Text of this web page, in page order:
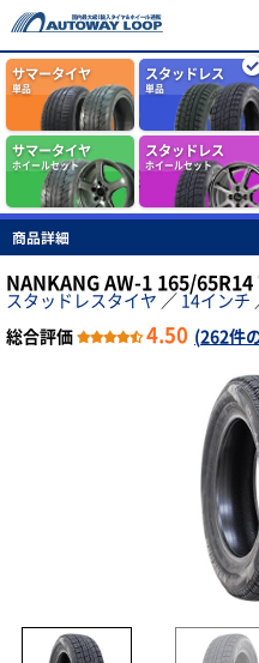
サマータイヤ
単品
スタッドレス
単品
サマータイヤ
ホイールセット
スタッドレス
ホイールセット
商品詳細
NANKANG AW-1 165/65R14
スタッドレスタイヤ ／ 14インチ
総合評価
4.50 (262件